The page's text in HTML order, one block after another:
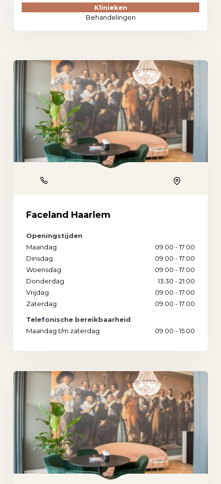
Klinieken
Behandelingen
Faceland Haarlem
Openingstijden
Maandag
09:00 - 17:00
Dinsdag
09:00 - 17:00
Woensdag
09:00 - 17:00
Donderdag
13:30 - 21:00
Vrijdag
09:00 - 17:00
Zaterdag
09:00 - 17:00
Telefonische bereikbaarheid
Maandag t/m zaterdag
09:00 - 15:00